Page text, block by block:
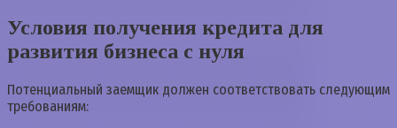
Условия получения кредита для
развития бизнеса с нуля
Потенциальный заемщик должен соответствовать следующим
требованиям: